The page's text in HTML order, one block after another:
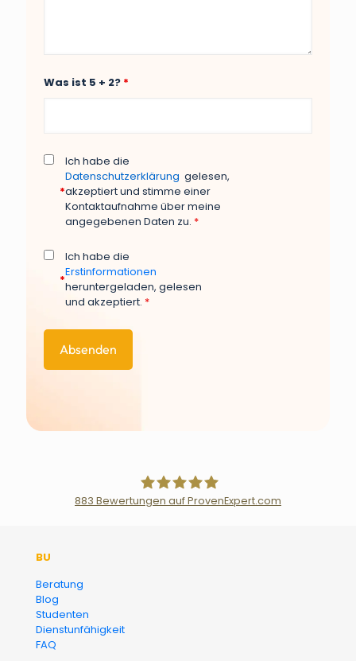
Was ist 5 + 2? *
*
Ich habe die
Datenschutzerklärung gelesen,
akzeptiert und stimme einer
Kontaktaufnahme über meine
angegebenen Daten zu. *
*
Ich habe die
Erstinformationen
heruntergeladen, gelesen
und akzeptiert. *
883 Bewertungen auf ProvenExpert.com
BU
Beratung
Blog
Studenten
Dienstunfähigkeit
FAQ